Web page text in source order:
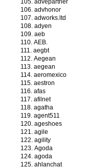
advepartner
advhonor
adworks.ltd
adyen
aeb
AEB.
aegbt
Aegean
aegean
aeromexico
aestron
afas
afilnet
agatha
agent511
ageshoes
agile
agility
Agoda
agoda
ahlanchat